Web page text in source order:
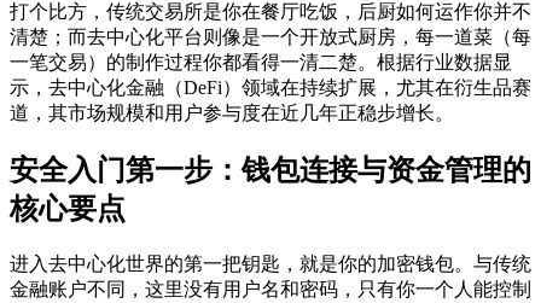
打个比方，传统交易所是你在餐厅吃饭，后厨如何运作你并不
清楚；而去中心化平台则像是一个开放式厨房，每一道菜（每
一笔交易）的制作过程你都看得一清二楚。根据行业数据显
示，去中心化金融（DeFi）领域在持续扩展，尤其在衍生品赛
道，其市场规模和用户参与度在近几年正稳步增长。
安全入门第一步：钱包连接与资金管理的
核心要点
进入去中心化世界的第一把钥匙，就是你的加密钱包。与传统
金融账户不同，这里没有用户名和密码，只有你一个人能控制